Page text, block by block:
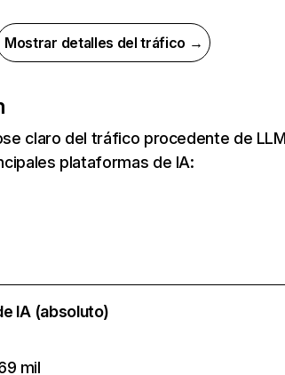
Mostrar detalles del tráfico →
claro del tráfico procedente de
plataformas de IA:
IA (absoluto)
mil